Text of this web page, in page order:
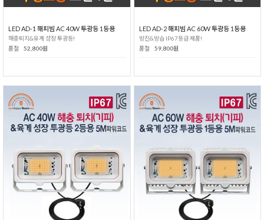
LED AD-1 해피빔 AC 40W 투광등 1등용
해충퇴치&유계 성장 투광등!
품절
52,800원
LED AD-2 해피빔 AC 60W 투광등 1등용
방진&방습 IP67등급 제품!
품절
59,800원